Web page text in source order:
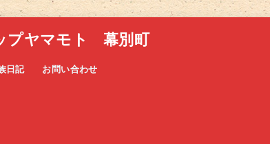
プヤマモト 幕別町
日記 お問い合わせ